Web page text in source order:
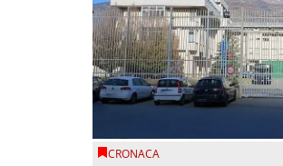
CRONACA